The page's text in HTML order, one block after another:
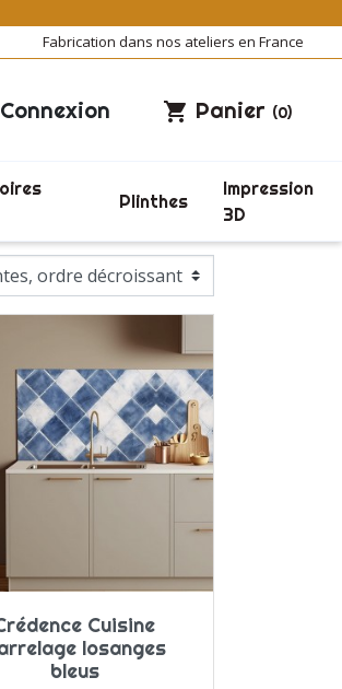
Fabrication dans nos ateliers en France
Connexion shopping_cart Panier (0)
Plinthes
Impression
3D
Cuisine
losanges
bleus